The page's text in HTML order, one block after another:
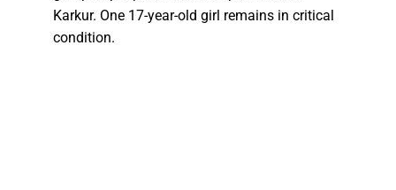
Karkur. One 17-year-old girl remains in critical
condition.